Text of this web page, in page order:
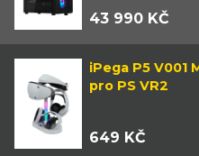
43 990 KČ
iPega P5 V001
pro PS VR2
649 KČ